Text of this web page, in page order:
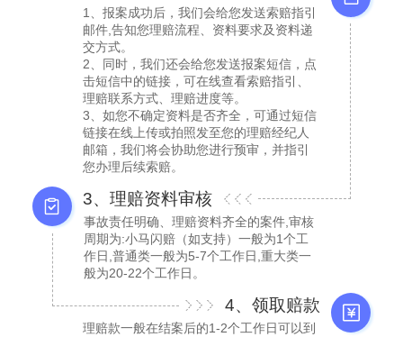
1、报案成功后，我们会给您发送索赔指引
邮件,告知您理赔流程、资料要求及资料递
交方式。
2、同时，我们还会给您发送报案短信，点
击短信中的链接，可在线查看索赔指引、
理赔联系方式、理赔进度等。
3、如您不确定资料是否齐全，可通过短信
链接在线上传或拍照发至您的理赔经纪人
邮箱，我们将会协助您进行预审，并指引
您办理后续索赔。
3、理赔资料审核
事故责任明确、理赔资料齐全的案件,审核
周期为:小马闪赔（如支持）一般为1个工
作日,普通类一般为5-7个工作日,重大类一
般为20-22个工作日。
4、领取赔款
理赔款一般在结案后的1-2个工作日可以到